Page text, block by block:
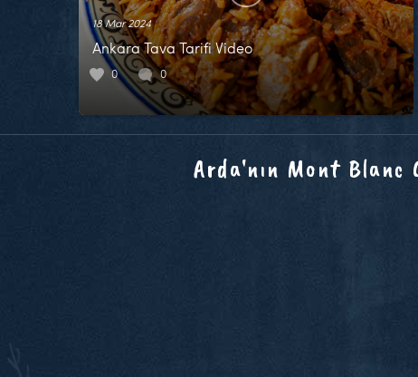
18 Mar 2024
Ankara Tava Tarifi Video
0 0
Arda'nın Mont Blanc